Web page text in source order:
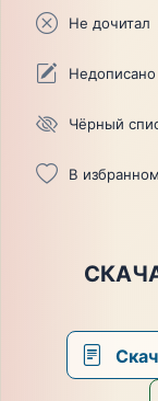
Не дочитал
Недописано
Чёрный
В избранном